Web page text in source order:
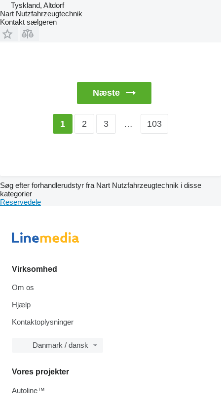
Tyskland, Altdorf
Nart Nutzfahrzeugtechnik
Kontakt sælgeren
Næste
1 2 3 … 103
Søg efter forhandlerudstyr fra Nart Nutzfahrzeugtechnik i disse
kategorier
Reservedele
Virksomhed
Om os
Hjælp
Kontaktoplysninger
Danmark / dansk
Vores projekter
Autoline™